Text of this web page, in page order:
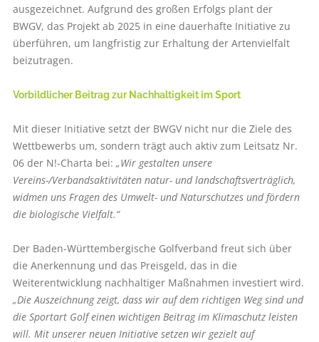
ausgezeichnet. Aufgrund des großen Erfolgs plant der
BWGV, das Projekt ab 2025 in eine dauerhafte Initiative zu
überführen, um langfristig zur Erhaltung der Artenvielfalt
beizutragen.
Vorbildlicher Beitrag zur Nachhaltigkeit im Sport
Mit dieser Initiative setzt der BWGV nicht nur die Ziele des
Wettbewerbs um, sondern trägt auch aktiv zum Leitsatz Nr.
06 der N!-Charta bei: „Wir gestalten unsere
Vereins-/Verbandsaktivitäten natur- und landschaftsverträglich,
widmen uns Fragen des Umwelt- und Naturschutzes und fördern
die biologische Vielfalt.“
Der Baden-Württembergische Golfverband freut sich über
die Anerkennung und das Preisgeld, das in die
Weiterentwicklung nachhaltiger Maßnahmen investiert wird.
„Die Auszeichnung zeigt, dass wir auf dem richtigen Weg sind und
die Sportart Golf einen wichtigen Beitrag im Klimaschutz leisten
will. Mit unserer neuen Initiative setzen wir gezielt auf